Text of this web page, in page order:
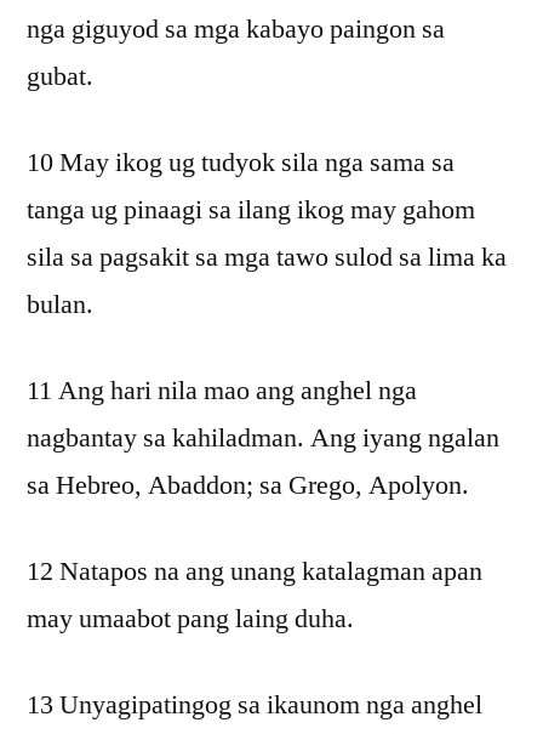
nga giguyod sa mga kabayo paingon sa
gubat.
10 May ikog ug tudyok sila nga sama sa
tanga ug pinaagi sa ilang ikog may gahom
sila sa pagsakit sa mga tawo sulod sa lima ka
bulan.
11 Ang hari nila mao ang anghel nga
nagbantay sa kahiladman. Ang iyang ngalan
sa Hebreo, Abaddon; sa Grego, Apolyon.
12 Natapos na ang unang katalagman apan
may umaabot pang laing duha.
13 Unyagipatingog sa ikaunom nga anghel